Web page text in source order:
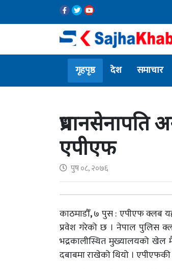
गृहपृष्ठ देश समाचार
प्रधानसेनापति
एपीएफ
पुष ०८, २०७६
काठमाडौँ,७ पुस : एपीएफ क्लब यहाँ
प्रवेश गरेको छ । नेपाल पुलिस
भद्रकालीस्थित मुख्यालयको
दबाबमा राखेको थियो । एपीएफकी